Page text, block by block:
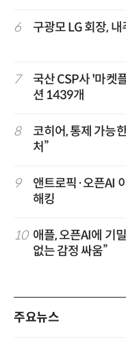
6 구광모 LG 회장,
7
국산 CSP사 '마켓
션 1439개
8
코히어, 통제 가능
처”
9
앤트로픽·오픈AI
해킹
10 애플, 오픈AI에 기
없는 감정 싸움”
주요뉴스